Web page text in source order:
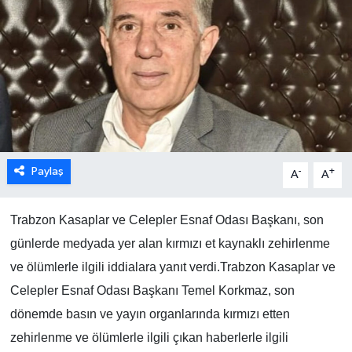
Paylaş A- A+
Trabzon Kasaplar ve Celepler Esnaf Odası Başkanı, son
günlerde medyada yer alan kırmızı et kaynaklı zehirlenme
ve ölümlerle ilgili iddialara yanıt verdi.Trabzon Kasaplar ve
Celepler Esnaf Odası Başkanı Temel Korkmaz, son
dönemde basın ve yayın organlarında kırmızı etten
zehirlenme ve ölümlerle ilgili çıkan haberlerle ilgili